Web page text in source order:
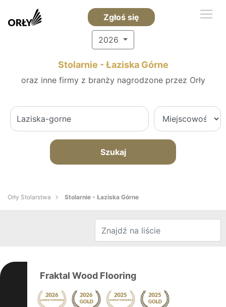
Zgłoś się
2026
Stolarnie - Łaziska Górne
oraz inne firmy z branży nagrodzone przez Orły
Szukaj
Orły Stolarstwa Stolarnie - Łaziska Górne
Fraktal Wood Flooring